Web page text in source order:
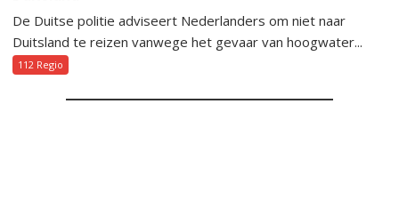
De Duitse politie adviseert Nederlanders om niet naar
Duitsland te reizen vanwege het gevaar van hoogwater...
112 Regio